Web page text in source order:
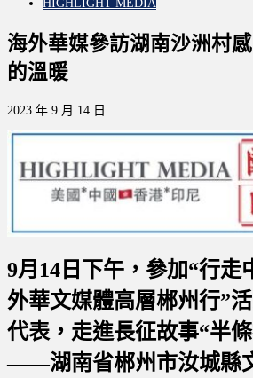
HIGHLIGHT MEDIA
海外華媒參訪湖南沙洲村
的溫暖
2023 年 9 月 14 日
9月14日下午，參加“行走
外華文媒體高層郴州行”
代表，走進長征故事“半
——湖南省郴州市汝城縣